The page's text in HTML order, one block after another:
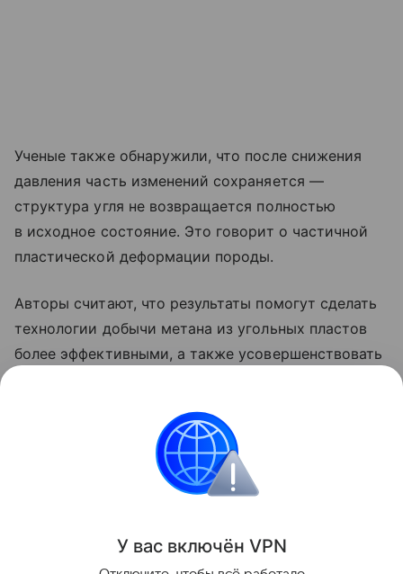
Ученые также обнаружили, что после снижения
давления часть изменений сохраняется —
структура угля не возвращается полностью
в исходное состояние. Это говорит о частичной
пластической деформации породы.
Авторы считают, что результаты помогут сделать
технологии добычи метана из угольных пластов
более эффективными, а также усовершенствовать
сокращения выбросов CO₂.
Поделиться
У вас включён VPN